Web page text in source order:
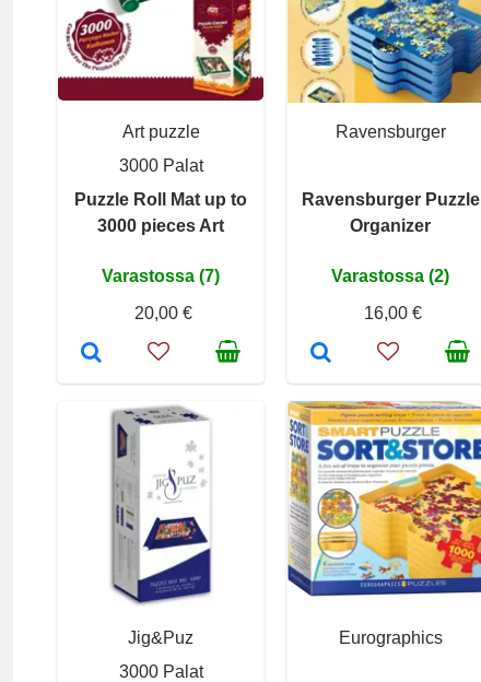
Art puzzle
3000 Palat
Puzzle Roll Mat up to
3000 pieces Art
Varastossa (7)
20,00 €
Ravensburger
Ravensburger Puzzle
Organizer
Varastossa (2)
16,00 €
Jig&Puz
3000 Palat
Eurographics